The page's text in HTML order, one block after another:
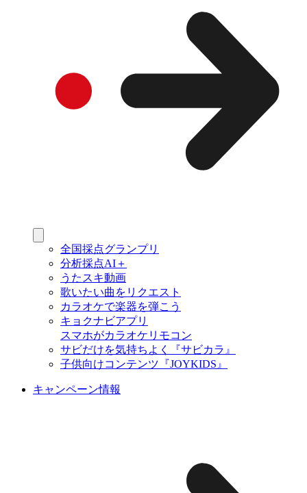
全国採点グランプリ
分析採点AI＋
うたスキ動画
歌いたい曲をリクエスト
カラオケで楽器を弾こう
キョクナビアプリ
スマホがカラオケリモコン
サビだけを気持ちよく『サビカラ』
子供向けコンテンツ『JOYKIDS』
キャンペーン情報